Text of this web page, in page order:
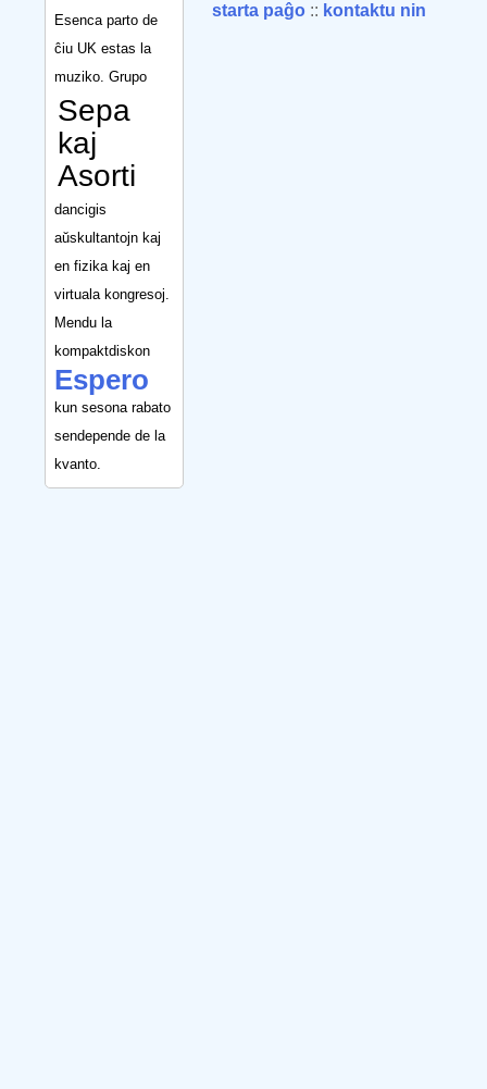
Esenca parto de
ĉiu UK estas la
muziko. Grupo
Sepa
kaj
Asorti
dancigis
aŭskultantojn kaj
en fizika kaj en
virtuala kongresoj.
Mendu la
kompaktdiskon
Espero
kun sesona rabato
sendepende de la
kvanto.
starta paĝo :: kontaktu nin